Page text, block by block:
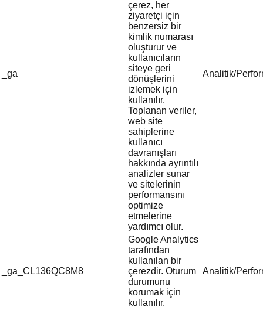
_ga
çerez, her
ziyaretçi için
benzersiz bir
kimlik numarası
oluşturur ve
kullanıcıların
siteye geri
dönüşlerini
izlemek için
kullanılır.
Toplanan veriler,
web site
sahiplerine
kullanıcı
davranışları
hakkında ayrıntılı
analizler sunar
ve sitelerinin
performansını
optimize
etmelerine
yardımcı olur.
Analitik/
_ga_CL136QC8M8
Google Analytics
tarafından
kullanılan bir
çerezdir. Oturum
durumunu
korumak için
kullanılır.
Analitik/